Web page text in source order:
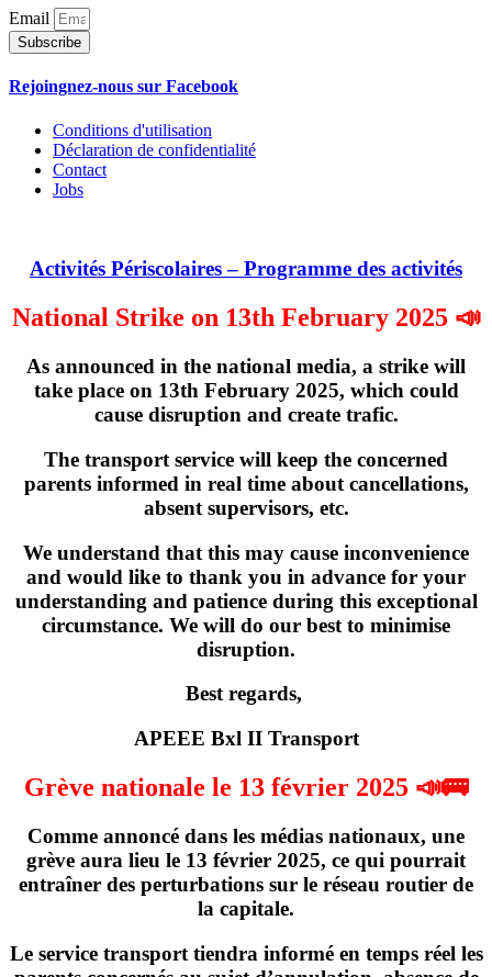
Email
Subscribe
Rejoingnez-nous sur Facebook
Conditions d'utilisation
Déclaration de confidentialité
Contact
Jobs
Activités Périscolaires – Programme des activités
National Strike on 13th February 2025 📣
As announced in the national media, a strike will
take place on 13th February 2025, which could
cause disruption and create trafic.
The transport service will keep the concerned
parents informed in real time about cancellations,
absent supervisors, etc.
We understand that this may cause inconvenience
and would like to thank you in advance for your
understanding and patience during this exceptional
circumstance. We will do our best to minimise
disruption.
Best regards,
APEEE Bxl II Transport
Grève nationale le 13 février 2025 📣🚌
Comme annoncé dans les médias nationaux, une
grève aura lieu le 13 février 2025, ce qui pourrait
entraîner des perturbations sur le réseau routier de
la capitale.
Le service transport tiendra informé en temps réel les